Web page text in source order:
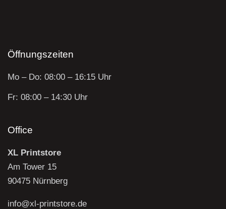
Öffnungszeiten
Mo – Do: 08:00 – 16:15 Uhr
Fr: 08:00 – 14:30 Uhr
Office
XL Printstore
Am Tower 15
90475 Nürnberg
info@xl-printstore.de